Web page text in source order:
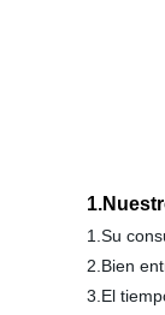
1.Su
2.Bien
3.El